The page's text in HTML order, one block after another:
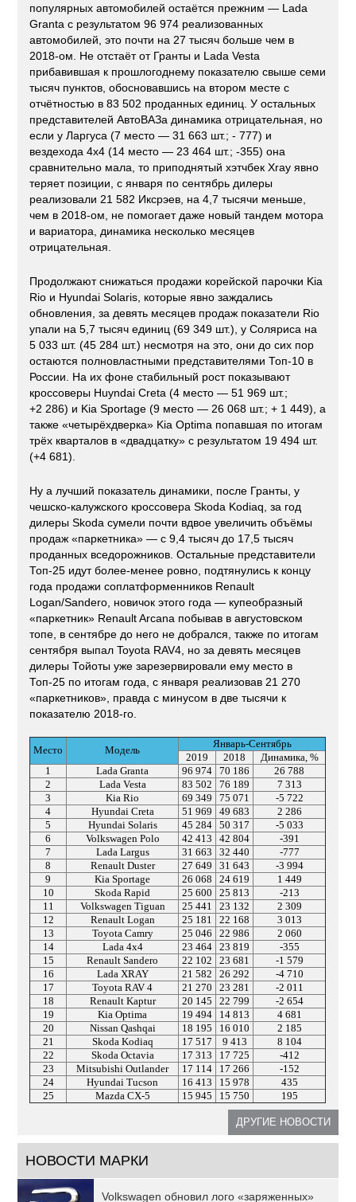
популярных автомобилей остаётся прежним — Lada
Granta с результатом 96 974 реализованных
автомобилей, это почти на 27 тысяч больше чем в
2018-ом. Не отстаёт от Гранты и Lada Vesta
прибавившая к прошлогоднему показателю свыше семи
тысяч пунктов, обосновавшись на втором месте с
отчётностью в 83 502 проданных единиц. У остальных
представителей АвтоВАЗа динамика отрицательная, но
если у Ларгуса (7 место — 31 663 шт.; - 777) и
вездехода 4x4 (14 место — 23 464 шт.; -355) она
сравнительно мала, то приподнятый хэтчбек Xray явно
теряет позиции, с января по сентябрь дилеры
реализовали 21 582 Иксрэев, на 4,7 тысячи меньше,
чем в 2018-ом, не помогает даже новый тандем мотора
и вариатора, динамика несколько месяцев
отрицательная.
Продолжают снижаться продажи корейской парочки Kia
Rio и Hyundai Solaris, которые явно заждались
обновления, за девять месяцев продаж показатели Rio
упали на 5,7 тысяч единиц (69 349 шт.), у Соляриса на
5 033 шт. (45 284 шт.) несмотря на это, они до сих пор
остаются полновластными представителями Топ-10 в
России. На их фоне стабильный рост показывают
кроссоверы Huyndai Creta (4 место — 51 969 шт.;
+2 286) и Kia Sportage (9 место — 26 068 шт.; + 1 449), а
также «четырёхдверка» Kia Optima попавшая по итогам
трёх кварталов в «двадцатку» с результатом 19 494 шт.
(+4 681).
Ну а лучший показатель динамики, после Гранты, у
чешско-калужского кроссовера Skoda Kodiaq, за год
дилеры Skoda сумели почти вдвое увеличить объёмы
продаж «паркетника» — с 9,4 тысяч до 17,5 тысяч
проданных вседорожников. Остальные представители
Топ-25 идут более-менее ровно, подтянулись к концу
года продажи соплатформенников Renault
Logan/Sandero, новичок этого года — купеобразный
«паркетник» Renault Arcana побывав в августовском
топе, в сентябре до него не добрался, также по итогам
сентября выпал Toyota RAV4, но за девять месяцев
дилеры Тойоты уже зарезервировали ему место в
Топ-25 по итогам года, с января реализовав 21 270
«паркетников», правда с минусом в две тысячи к
показателю 2018-го.
Место Модель
Январь-Сентябрь
2019
2018
Динамика, %
1
Lada Granta 96 974 70 186
26 788
2
Lada Vesta 83 502 76 189
7 313
3
Kia Rio 69 349 75 071
-5 722
4
Hyundai Creta 51 969 49 683
2 286
5
Hyundai Solaris 45 284 50 317
-5 033
6
Volkswagen Polo 42 413 42 804
-391
7
Lada Largus 31 663 32 440
-777
8
Renault Duster 27 649 31 643
-3 994
9
Kia Sportage 26 068 24 619
1 449
10
Skoda Rapid 25 600 25 813
-213
11
Volkswagen Tiguan 25 441 23 132
2 309
12
Renault Logan 25 181 22 168
3 013
13
Toyota Camry 25 046 22 986
2 060
14
Lada 4x4 23 464 23 819
-355
15
Renault Sandero 22 102 23 681
-1 579
16
Lada XRAY 21 582 26 292
-4 710
17
Toyota RAV 4 21 270 23 281
-2 011
18
Renault Kaptur 20 145 22 799
-2 654
19
Kia Optima 19 494 14 813
4 681
20
Nissan Qashqai 18 195 16 010
2 185
21
Skoda Kodiaq 17 517 9 413
8 104
22
Skoda Octavia 17 313 17 725
-412
23
Mitsubishi Outlander 17 114 17 266
-152
24
Hyundai Tucson 16 413 15 978
435
25
Mazda CX-5 15 945 15 750 195
ДРУГИЕ НОВОСТИ
НОВОСТИ МАРКИ
Volkswagen обновил лого «заряженных»